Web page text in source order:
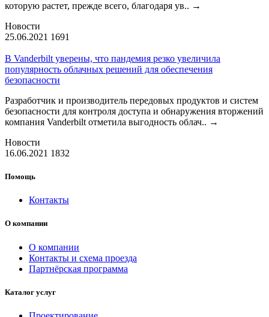
которую растет, прежде всего, благодаря ув.. →
Новости
25.06.2021 1691
В Vanderbilt уверены, что пандемия резко увеличила
популярность облачных решений для обеспечения
безопасности
Разработчик и производитель передовых продуктов и систем
безопасности для контроля доступа и обнаружения вторжений
компания Vanderbilt отметила выгодность облач.. →
Новости
16.06.2021 1832
Помощь
Контакты
О компании
О компании
Контакты и схема проезда
Партнёрская программа
Каталог услуг